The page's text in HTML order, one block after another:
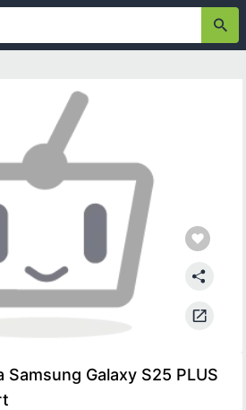
Samsung Galaxy S25 PLUS